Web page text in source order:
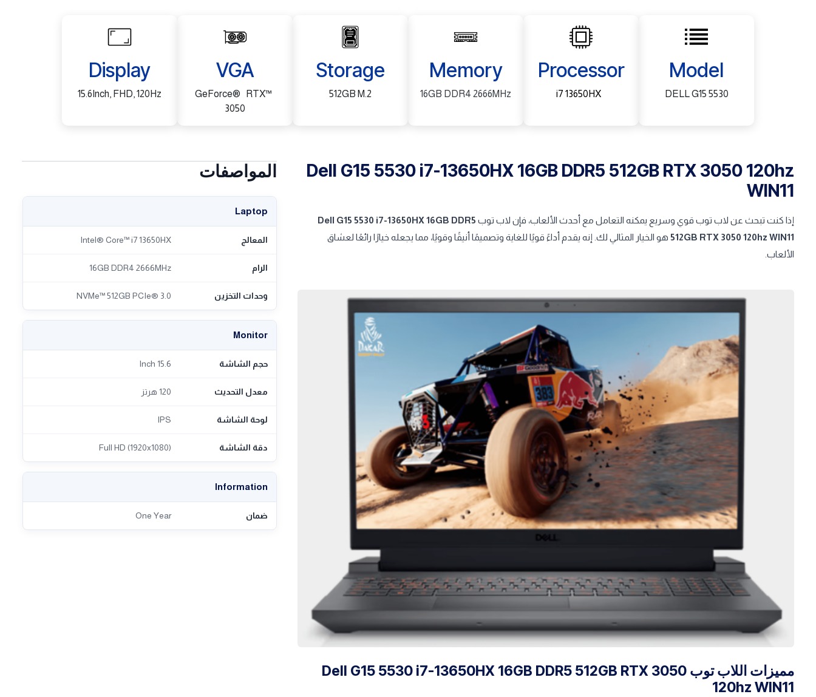
Model
DELL G15 5530
Processor
i7 13650HX
Memory
16GB DDR4 2666MHz
Storage
512GB M.2
VGA
GeForce® RTX™
3050
Display
15.6Inch, FHD, 120Hz
Dell G15 5530 i7-13650HX 16GB DDR5 512GB RTX 3050 120hz
WIN11
إذا كنت تبحث عن لاب توب قوي وسريع يمكنه التعامل مع أحدث الألعاب، فإن لاب توب Dell G15 5530 i7-13650HX 16GB DDR5
512GB RTX 3050 120hz WIN11 هو الخيار المثالي لك. إنه يقدم أداءً قويًا للغاية وتصميمًا أنيقًا وقويًا، مما يجعله خيارًا رائعًا لعشاق
الألعاب.
مميزات اللاب توب Dell G15 5530 i7-13650HX 16GB DDR5 512GB RTX 3050
120hz WIN11
المواصفات
Laptop
المعالج Intel® Core™ i7 13650HX
الرام 16GB DDR4 2666MHz
وحدات التخزين NVMe™ 512GB PCIe® 3.0
Monitor
حجم الشاشة 15.6 Inch
معدل التحديث 120 هرتز
لوحة الشاشة IPS
دقة الشاشة Full HD (1920x1080)
Information
ضمان One Year